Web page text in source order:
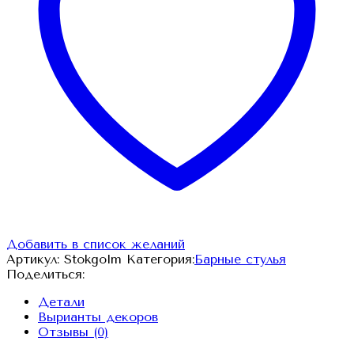
Добавить в список желаний
Артикул: Stokgolm Категория:Барные стулья
Поделиться:
Детали
Вырианты декоров
Отзывы (0)